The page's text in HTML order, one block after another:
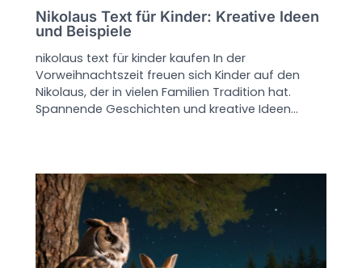
Nikolaus Text für Kinder: Kreative Ideen
und Beispiele
nikolaus text für kinder kaufen In der
Vorweihnachtszeit freuen sich Kinder auf den
Nikolaus, der in vielen Familien Tradition hat.
Spannende Geschichten und kreative Ideen…